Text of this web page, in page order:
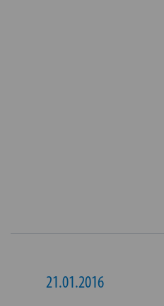
21.01.2016